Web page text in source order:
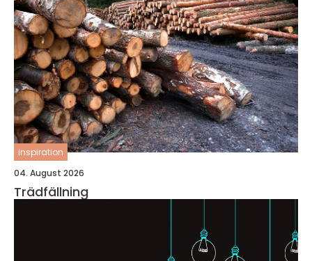
inspiration
04. August 2026
Trädfällning